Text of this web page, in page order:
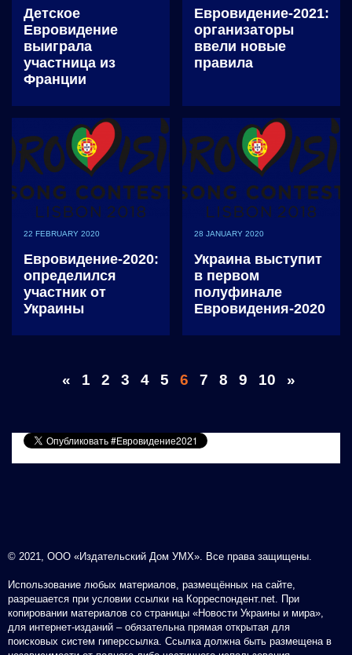
Детское
Евровидение
выиграла
участница из
Франции
Евровидение-2021:
организаторы
ввели новые
правила
22 FEBRUARY 2020
Евровидение-2020:
определился
участник от
Украины
28 JANUARY 2020
Украина выступит
в первом
полуфинале
Евровидения-2020
« 1 2 3 4 5 6 7 8 9 10 »
© 2021, ООО «Издательский Дом УМХ». Все права защищены.
Использование любых материалов, размещённых на сайте,
разрешается при условии ссылки на Корреспондент.net. При
копировании материалов со страницы «Новости Украины и мира»,
для интернет-изданий – обязательна прямая открытая для
поисковых систем гиперссылка. Ссылка должна быть размещена в